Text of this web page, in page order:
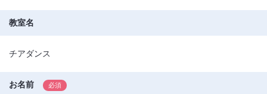
教室名
チアダンス
お名前